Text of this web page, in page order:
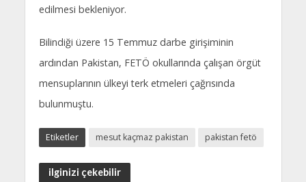
edilmesi bekleniyor.
Bilindiği üzere 15 Temmuz darbe girişiminin
ardından Pakistan, FETÖ okullarında çalışan örgüt
mensuplarının ülkeyi terk etmeleri çağrısında
bulunmuştu.
Etiketler mesut kaçmaz pakistan pakistan fetö
ilginizi çekebilir